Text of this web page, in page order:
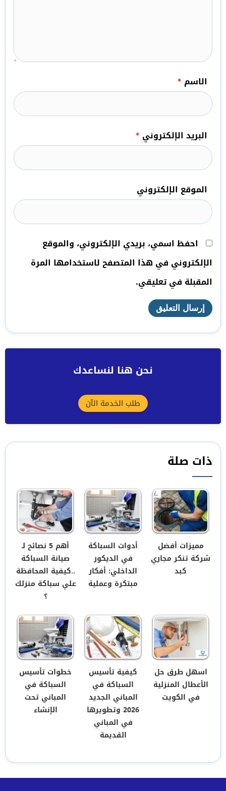
الاسم *
البريد الإلكتروني *
الموقع الإلكتروني
احفظ اسمي، بريدي الإلكتروني، والموقع
الإلكتروني في هذا المتصفح لاستخدامها المرة
المقبلة في تعليقي.
نحن هنا لنساعدك
طلب الخدمة الآن
ذات صلة
مميزات أفضل
شركة تنكر مجاري
كبد
أدوات السباكة
في الديكور
الداخلي: أفكار
مبتكرة وعملية
أهم 5 نصائح لـ
صيانة السباكة
..كيفية المحافظة
علي سباكة منزلك
؟
اسهل طرق حل
الأعطال المنزلية
في الكويت
كيفية تأسيس
السباكة في
المباني الجديد
2026 وتطويرها
في المباني
القديمة
خطوات تأسيس
السباكة في
المباني تحت
الإنشاء